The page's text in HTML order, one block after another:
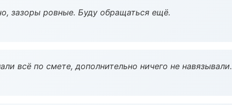
зазоры ровные. Буду обращаться ещё.
всё по смете, дополнительно ничего не навязывали.